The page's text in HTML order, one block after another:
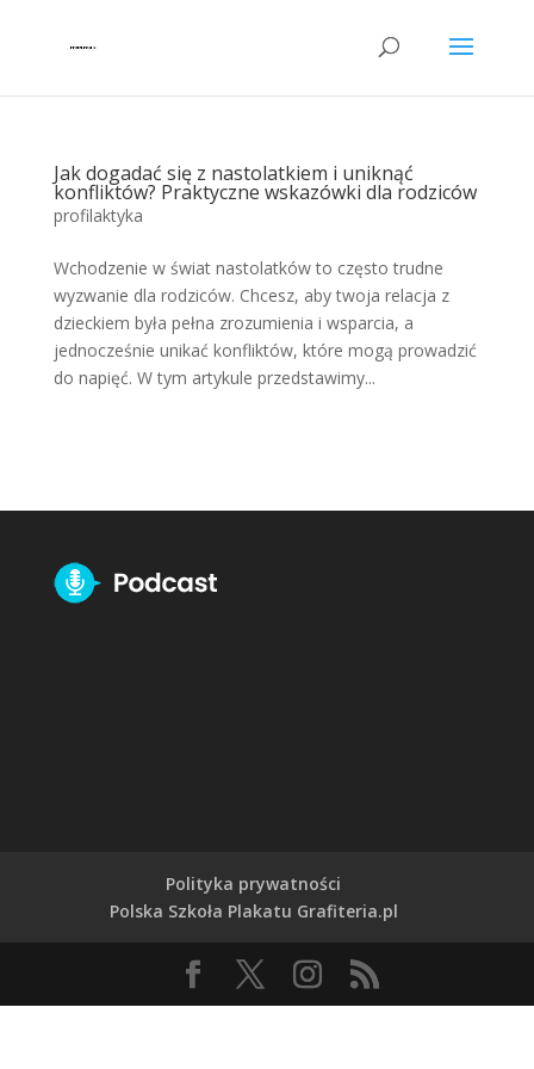
Jak dogadać się z nastolatkiem i uniknąć
konfliktów? Praktyczne wskazówki dla rodziców
profilaktyka
Wchodzenie w świat nastolatków to często trudne
wyzwanie dla rodziców. Chcesz, aby twoja relacja z
dzieckiem była pełna zrozumienia i wsparcia, a
jednocześnie unikać konfliktów, które mogą prowadzić
do napięć. W tym artykule przedstawimy...
Polityka prywatności
Polska Szkoła Plakatu Grafiteria.pl